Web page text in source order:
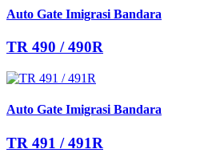
Auto Gate Imigrasi Bandara
TR 490 / 490R
Auto Gate Imigrasi Bandara
TR 491 / 491R